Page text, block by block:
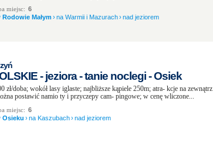
miejsc: 6
Małym ›na Warmii i Mazurach›nad jeziorem
- jeziora - tanie noclegi - Osiek
zł/doba; wokół lasy iglaste; najbliższe kąpiele 250m; atra- kcje na zewnątrz
postawić namio ty i przyczepy cam- pingowe; w cenę wliczone...
miejsc: 6
Osieku ›na Kaszubach›nad jeziorem